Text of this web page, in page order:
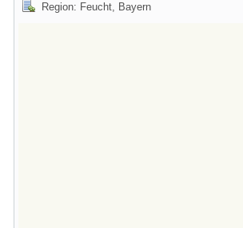
Region: Feucht, Bayern